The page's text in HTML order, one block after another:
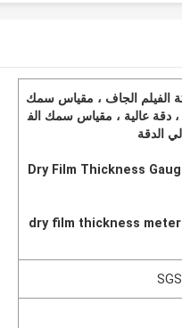
الفيلم الجاف ، مقياس سمك
، دقة عالية ، مقياس سمك الف
الدقة
Dry Film Thickness
dry film thickness